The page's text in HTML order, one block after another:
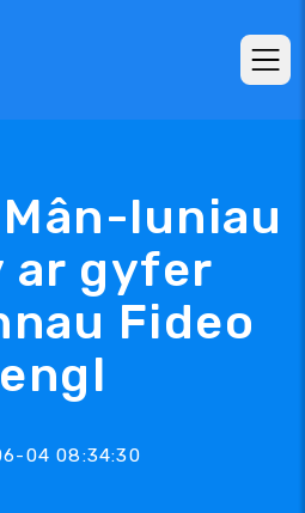
luniau
ar gyfer
Fideo
04 08:34:30